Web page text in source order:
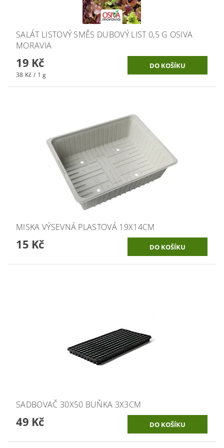
SALÁT LISTOVÝ SMĚS DUBOVÝ LIST 0,5 G OSIVA
MORAVIA
19 Kč
38 Kč / 1 g
MISKA VÝSEVNÁ PLASTOVÁ 19X14CM
15 Kč
SADBOVAČ 30X50 BUŇKA 3X3CM
49 Kč